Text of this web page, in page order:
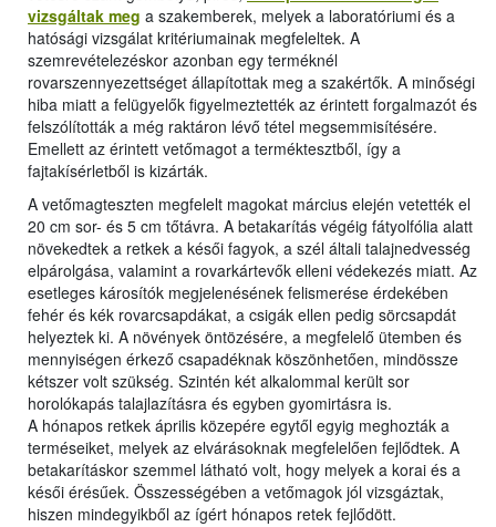
vizsgáltak meg a szakemberek, melyek a laboratóriumi és a
hatósági vizsgálat kritériumainak megfeleltek. A
szemrevételezéskor azonban egy terméknél
rovarszennyezettséget állapítottak meg a szakértők. A minőségi
hiba miatt a felügyelők figyelmeztették az érintett forgalmazót és
felszólították a még raktáron lévő tétel megsemmisítésére.
Emellett az érintett vetőmagot a terméktesztből, így a
fajtakísérletből is kizárták.
A vetőmagteszten megfelelt magokat március elején vetették el
20 cm sor- és 5 cm tőtávra. A betakarítás végéig fátyolfólia alatt
növekedtek a retkek a késői fagyok, a szél általi talajnedvesség
elpárolgása, valamint a rovarkártevők elleni védekezés miatt. Az
esetleges károsítók megjelenésének felismerése érdekében
fehér és kék rovarcsapdákat, a csigák ellen pedig sörcsapdát
helyeztek ki. A növények öntözésére, a megfelelő ütemben és
mennyiségen érkező csapadéknak köszönhetően, mindössze
kétszer volt szükség. Szintén két alkalommal került sor
horolókapás talajlazításra és egyben gyomirtásra is.
A hónapos retkek április közepére egytől egyig meghozták a
terméseiket, melyek az elvárásoknak megfelelően fejlődtek. A
betakarításkor szemmel látható volt, hogy melyek a korai és a
késői érésűek. Összességében a vetőmagok jól vizsgáztak,
hiszen mindegyikből az ígért hónapos retek fejlődött.